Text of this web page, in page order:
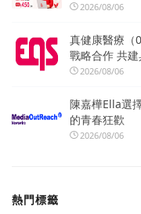
2026/08/06
真健康醫療（
戰略合作 共
2026/08/06
陳嘉樺Ella選
的青春狂歡
2026/08/06
熱門標籤